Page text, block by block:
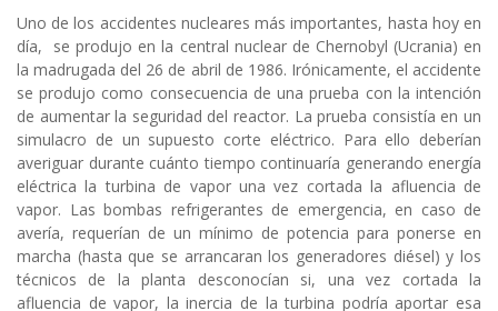
Uno de los accidentes nucleares más importantes, hasta hoy en
día, se produjo en la central nuclear de Chernobyl (Ucrania) en
la madrugada del 26 de abril de 1986. Irónicamente, el accidente
se produjo como consecuencia de una prueba con la intención
de aumentar la seguridad del reactor. La prueba consistía en un
simulacro de un supuesto corte eléctrico. Para ello deberían
averiguar durante cuánto tiempo continuaría generando energía
eléctrica la turbina de vapor una vez cortada la afluencia de
vapor. Las bombas refrigerantes de emergencia, en caso de
avería, requerían de un mínimo de potencia para ponerse en
marcha (hasta que se arrancaran los generadores diésel) y los
técnicos de la planta desconocían si, una vez cortada la
afluencia de vapor, la inercia de la turbina podría aportar esa